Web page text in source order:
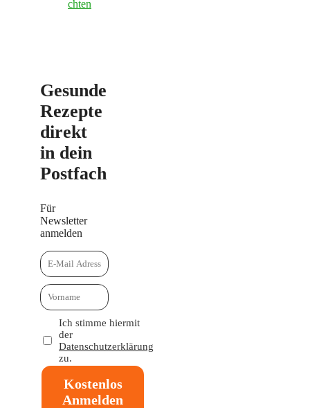
chten
Gesunde
Rezepte
direkt
in dein
Postfach
Für
Newsletter
anmelden
Ich stimme hiermit
der
Datenschutzerklärung
zu.
Kostenlos
Anmelden